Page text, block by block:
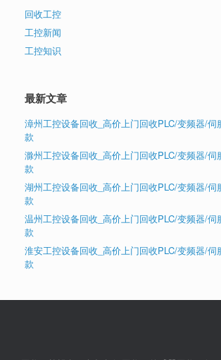
回收工控
工控新闻
工控知识
最新文章
漳州工控设备回收_高价上门回收PLC/变频器/伺
款
滁州工控设备回收_高价上门回收PLC/变频器/伺
款
湖州工控设备回收_高价上门回收PLC/变频器/伺
款
温州工控设备回收_高价上门回收PLC/变频器/伺
款
淮安工控设备回收_高价上门回收PLC/变频器/伺
款